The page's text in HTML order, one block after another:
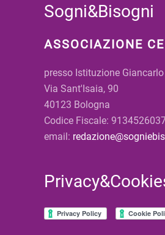
Sogni&Bisogni
ASSOCIAZIONE
presso Istituzione
Via Sant'Isaia, 90
40123 Bologna
Codice Fiscale:
email: